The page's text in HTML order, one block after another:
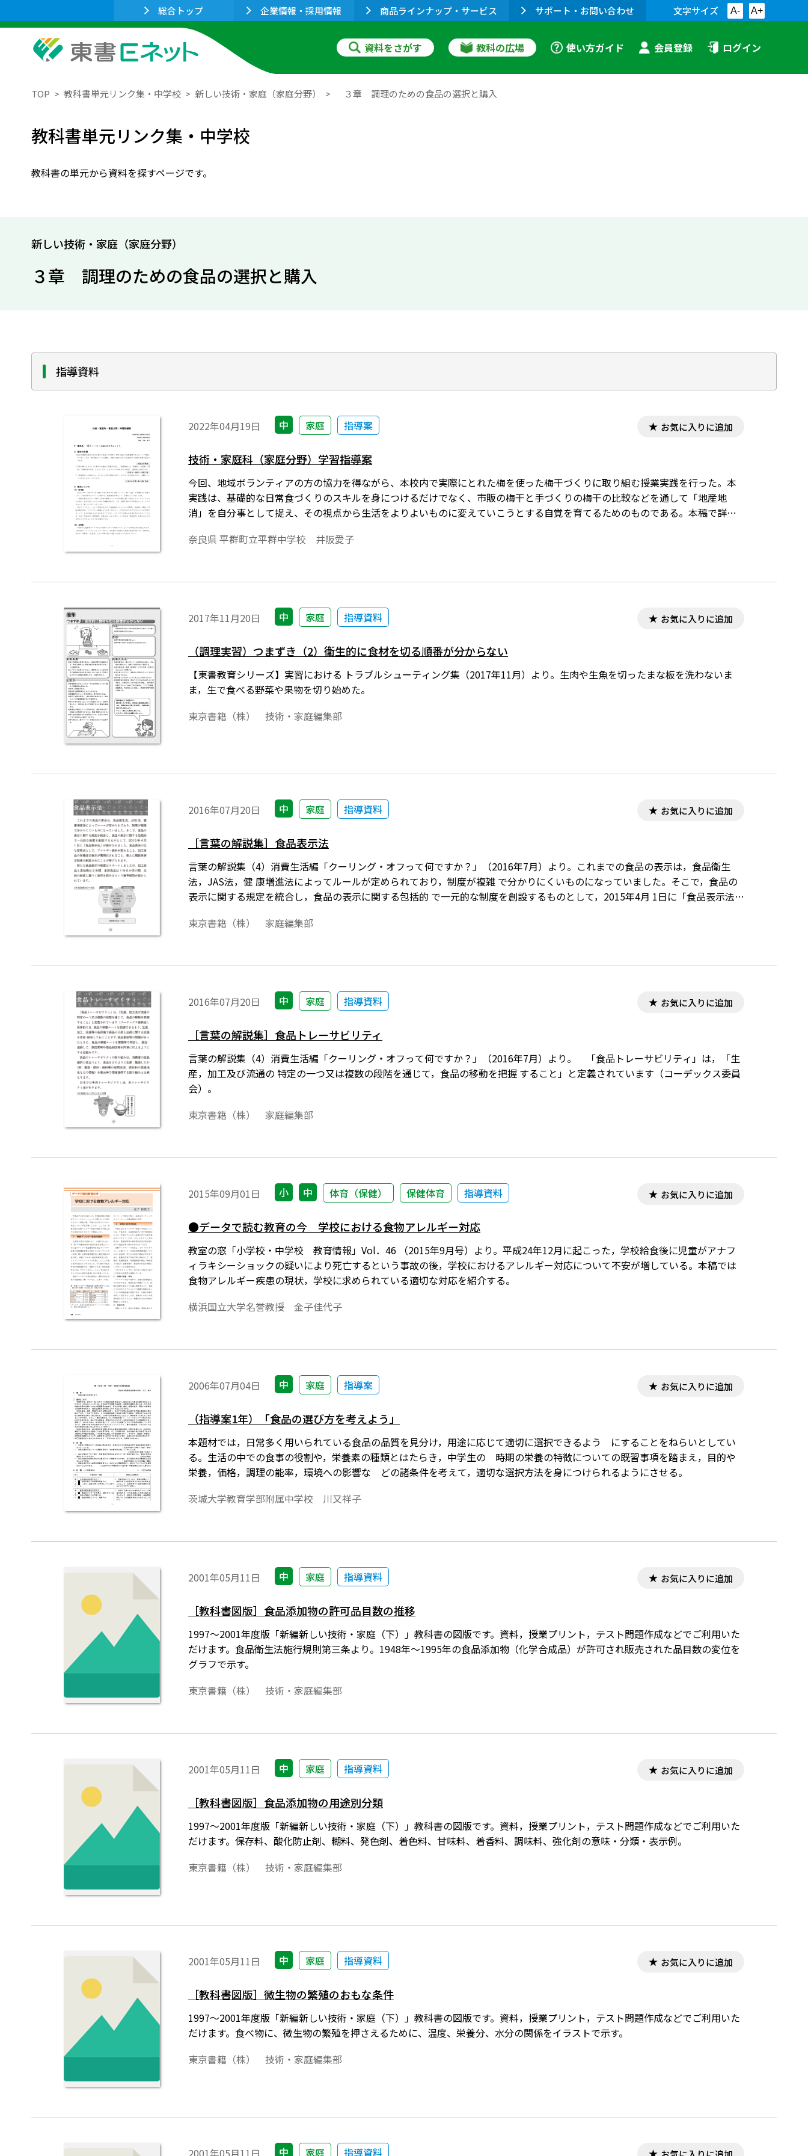
総合トップ 企業情報・採用情報 商品ラインナップ・サービス サポート・お問い合わせ 文字サイズ A- A+
資料をさがす 教科の広場 使い方ガイド 会員登録 ログイン
TOP 教科書単元リンク集・中学校 新しい技術・家庭（家庭分野） ３章 調理のための食品の選択と購入
教科書単元リンク集・中学校
教科書の単元から資料を探すページです。
新しい技術・家庭（家庭分野）
３章 調理のための食品の選択と購入
指導資料
2022年04月19日 中 家庭 指導案 お気に入りに追加
技術・家庭科（家庭分野）学習指導案
今回、地域ボランティアの方の協力を得ながら、本校内で実際にとれた梅を使った梅干づくりに取り組む授業実践を行った。本
実践は、基礎的な日常食づくりのスキルを身につけるだけでなく、市販の梅干と手づくりの梅干の比較などを通して「地産地
消」を自分事として捉え、その視点から生活をよりよいものに変えていこうとする自覚を育てるためのものである。本稿で詳し
奈良県 平群町立平群中学校 井阪愛子
2017年11月20日 中 家庭 指導資料 お気に入りに追加
（調理実習）つまずき（2）衛生的に食材を切る順番が分からない
【東書教育シリーズ】実習における トラブルシューティング集（2017年11月）より。生肉や生魚を切ったまな板を洗わないま
ま，生で食べる野菜や果物を切り始めた。
東京書籍（株） 技術・家庭編集部
2016年07月20日 中 家庭 指導資料 お気に入りに追加
［言葉の解説集］食品表示法
言葉の解説集（4）消費生活編「クーリング・オフって何ですか？」（2016年7月）より。これまでの食品の表示は，食品衛生
法，JAS法，健 康増進法によってルールが定められており，制度が複雑 で分かりにくいものになっていました。そこで，食品の
表示に関する規定を統合し，食品の表示に関する包括的 で一元的な制度を創設するものとして，2015年4月 1日に「食品表示法」
東京書籍（株） 家庭編集部
2016年07月20日 中 家庭 指導資料 お気に入りに追加
［言葉の解説集］食品トレーサビリティ
言葉の解説集（4）消費生活編「クーリング・オフって何ですか？」（2016年7月）より。 「食品トレーサビリティ」は，「生
産，加工及び流通の 特定の一つ又は複数の段階を通じて，食品の移動を把握 すること」と定義されています（コーデックス委員
会）。
東京書籍（株） 家庭編集部
2015年09月01日 小 中 体育（保健） 保健体育 指導資料 お気に入りに追加
●データで読む教育の今 学校における食物アレルギー対応
教室の窓「小学校・中学校 教育情報」Vol．46 （2015年9月号）より。平成24年12月に起こった，学校給食後に児童がアナフ
ィラキシーショックの疑いにより死亡するという事故の後，学校におけるアレルギー対応について不安が増している。本稿では
食物アレルギー疾患の現状，学校に求められている適切な対応を紹介する。
横浜国立大学名誉教授 金子佳代子
2006年07月04日 中 家庭 指導案 お気に入りに追加
（指導案1年）「食品の選び方を考えよう」
本題材では，日常多く用いられている食品の品質を見分け，用途に応じて適切に選択できるよう にすることをねらいとしてい
る。生活の中での食事の役割や，栄養素の種類とはたらき，中学生の 時期の栄養の特徴についての既習事項を踏まえ，目的や
栄養，価格，調理の能率，環境への影響な どの諸条件を考えて，適切な選択方法を身につけられるようにさせる。
茨城大学教育学部附属中学校 川又祥子
2001年05月11日 中 家庭 指導資料 お気に入りに追加
［教科書図版］食品添加物の許可品目数の推移
1997～2001年度版「新編新しい技術・家庭（下）」教科書の図版です。資料，授業プリント，テスト問題作成などでご利用いた
だけます。食品衛生法施行規則第三条より。1948年～1995年の食品添加物（化学合成品）が許可され販売された品目数の変位を
グラフで示す。
東京書籍（株） 技術・家庭編集部
2001年05月11日 中 家庭 指導資料 お気に入りに追加
［教科書図版］食品添加物の用途別分類
1997～2001年度版「新編新しい技術・家庭（下）」教科書の図版です。資料，授業プリント，テスト問題作成などでご利用いた
だけます。保存料、酸化防止剤、糊料、発色剤、着色料、甘味料、着香料、調味料、強化剤の意味・分類・表示例。
東京書籍（株） 技術・家庭編集部
2001年05月11日 中 家庭 指導資料 お気に入りに追加
［教科書図版］微生物の繁殖のおもな条件
1997～2001年度版「新編新しい技術・家庭（下）」教科書の図版です。資料，授業プリント，テスト問題作成などでご利用いた
だけます。食べ物に、微生物の繁殖を押さえるために、温度、栄養分、水分の関係をイラストで示す。
東京書籍（株） 技術・家庭編集部
2001年05月11日 中 家庭 指導資料